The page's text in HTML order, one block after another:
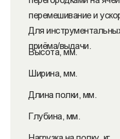
перемешивание и
Для
приёма/выдачи.
Высота, мм.
Ширина, мм.
Длина полки, мм.
Глубина, мм.